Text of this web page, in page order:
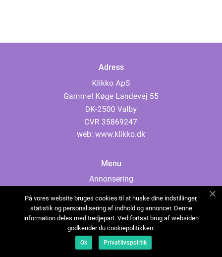
Adress
web: www.klikko.dk
Menu
Annonsering
Cookies
Kontakta oss
Sitemap
På vores website bruges cookies til at huske dine indstillinger,
statistik og personalisering af indhold og annoncer. Denne
information deles med tredjepart. Ved fortsat brug af websiden
godkender du cookiepolitikken.
Ok Privatlivspolitik